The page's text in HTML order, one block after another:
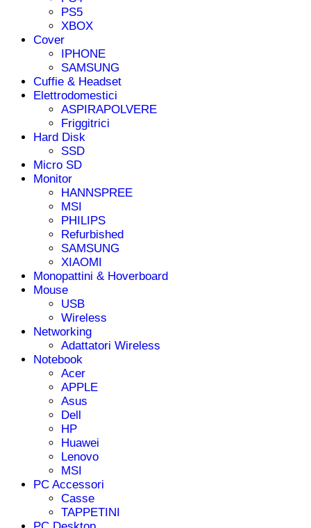
PS5
XBOX
Cover
IPHONE
SAMSUNG
Cuffie & Headset
Elettrodomestici
ASPIRAPOLVERE
Friggitrici
Hard Disk
SSD
Micro SD
Monitor
HANNSPREE
MSI
PHILIPS
Refurbished
SAMSUNG
XIAOMI
Monopattini & Hoverboard
Mouse
USB
Wireless
Networking
Adattatori Wireless
Notebook
Acer
APPLE
Asus
Dell
HP
Huawei
Lenovo
MSI
PC Accessori
Casse
TAPPETINI